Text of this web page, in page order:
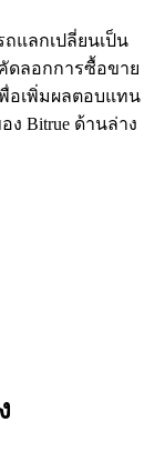
แลกเปลี่ยนเป็น
ดลอกการซื้อขาย
อเพิ่มผลตอบแทน
Bitrue ด้านล่าง